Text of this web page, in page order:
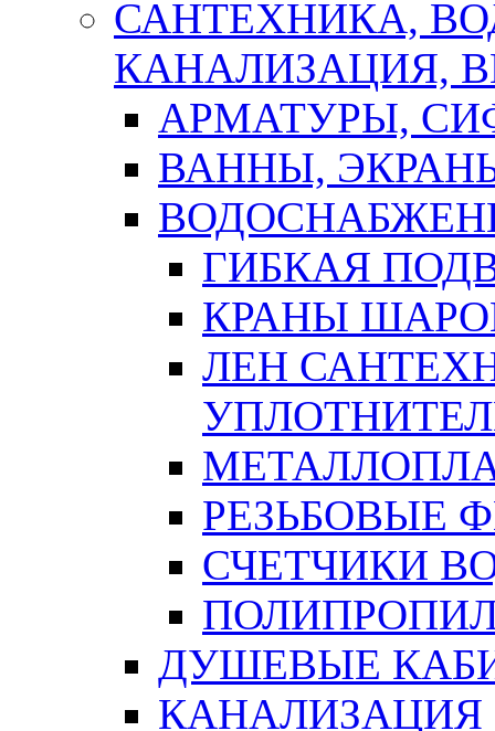
САНТЕХНИКА,
КАНАЛИЗАЦИЯ,
АРМАТУРЫ,
ВАННЫ,
ГИБКАЯ
КРАНЫ
ЛЕН
РЕЗЬБОВЫЕ
СЧЕТЧИКИ
ДУШЕВЫЕ
КАНАЛИЗАЦИЯ